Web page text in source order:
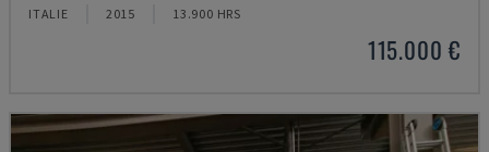
ITALIE 2015 13.900 HRS
115.000 €